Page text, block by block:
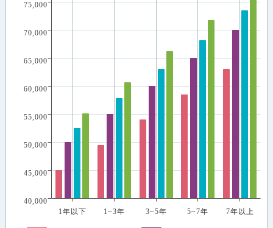
1年以下 1~3年 3~5年 5~7年 7年以上
40,000
45,000
50,000
55,000
60,000
65,000
70,000
75,000